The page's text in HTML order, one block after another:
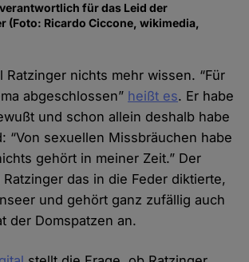
für das Leid der
(Foto: Ricardo Ciccone, wikimedia,
Ratzinger nichts mehr wissen. “Für
abgeschlossen” heißt es. Er habe
und schon allein deshalb habe
“Von sexuellen Missbräuchen habe
gehört in meiner Zeit.” Der
das in die Feder diktierte,
und gehört ganz zufällig auch
der Domspatzen an.